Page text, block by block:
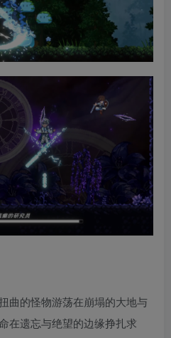
曲的怪物游荡在崩塌的大地与
在遗忘与绝望的边缘挣扎求